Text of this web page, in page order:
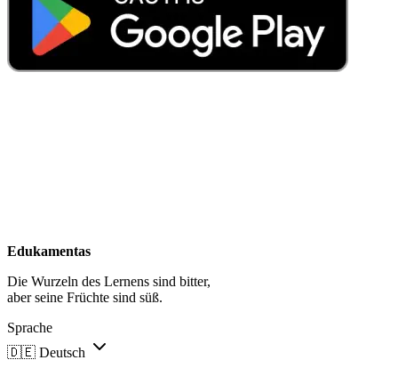
Edukamentas
Die Wurzeln des Lernens sind bitter,
aber seine Früchte sind süß.
Sprache
🇩🇪 Deutsch